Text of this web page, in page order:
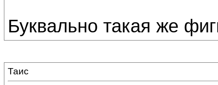
Буквально такая же
Таис